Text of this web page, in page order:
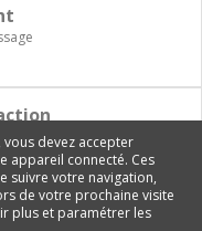
et être remboursé
virement bancaire
devez accepter
appareil connecté. Ces
suivre votre navigation,
de votre prochaine visite
plus et paramétrer les